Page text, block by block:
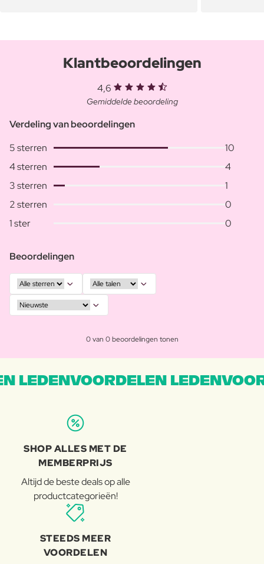
Klantbeoordelingen
4,6
Gemiddelde beoordeling
Verdeling van beoordelingen
5 sterren
10
4 sterren
4
3 sterren
1
2 sterren
0
1 ster
0
Beoordelingen
0 van 0 beoordelingen tonen
LEDENVOORDELEN
SHOP ALLES MET DE
MEMBERPRIJS
Altijd de beste deals op alle
productcategorieën!
STEEDS MEER
VOORDELEN